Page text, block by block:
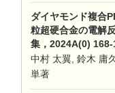
ダイヤモンド複合
粒超硬合金の電解
集，2024A(0) 168-
中村 太翼, 鈴木 庸
単著